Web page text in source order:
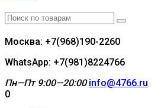
Москва: +7(968)190-2260
WhatsApp: +7(981)8224766
Пн—Пт 9:00—20:00 info@4766.ru
0